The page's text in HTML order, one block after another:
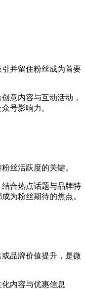
并留住粉丝成为首要
意内容与互动活动，
号影响力。
丝活跃度的关键。
合热点话题与品牌特
为粉丝期待的焦点。
品牌价值提升，是微
内容与优惠信息